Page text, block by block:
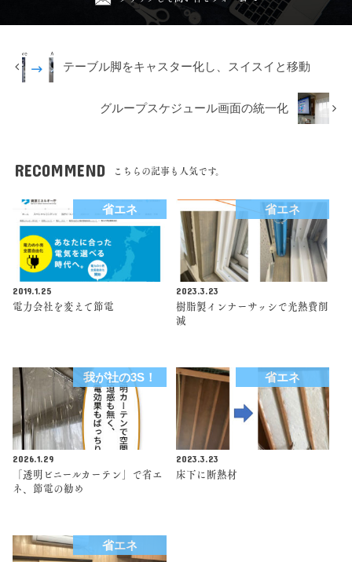
テーブル脚をキャスター化し、スイスイと移動
グループスケジュール画面の統一化
RECOMMEND こちらの記事も人気です。
省エネ
2019.1.25
電力会社を変えて節電
省エネ
2023.3.23
樹脂製インナーサッシで光熱費削
減
我が社の3S！
2026.1.29
「透明ビニールカーテン」で省エ
ネ、節電の勧め
省エネ
2023.3.23
床下に断熱材
省エネ